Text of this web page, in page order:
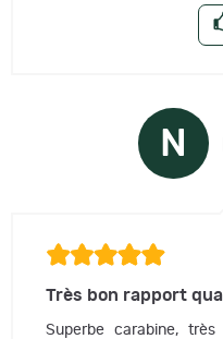
N
Très bon rapport
Superbe carabine,